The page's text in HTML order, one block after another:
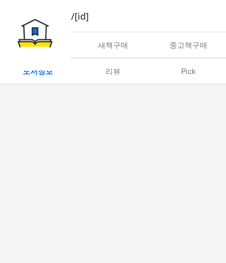
book/rent/[id]
대여 새책구매 중고책구매
도서정보 리뷰 Pick